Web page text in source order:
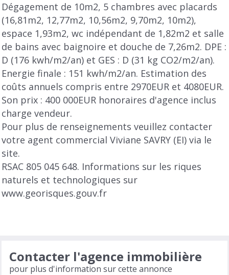
Dégagement de 10m2, 5 chambres avec placards
(16,81m2, 12,77m2, 10,56m2, 9,70m2, 10m2),
espace 1,93m2, wc indépendant de 1,82m2 et salle
de bains avec baignoire et douche de 7,26m2. DPE :
D (176 kwh/m2/an) et GES : D (31 kg CO2/m2/an).
Energie finale : 151 kwh/m2/an. Estimation des
coûts annuels compris entre 2970EUR et 4080EUR.
Son prix : 400 000EUR honoraires d'agence inclus
charge vendeur.
Pour plus de renseignements veuillez contacter
votre agent commercial Viviane SAVRY (EI) via le
site.
RSAC 805 045 648. Informations sur les riques
naturels et technologiques sur
www.georisques.gouv.fr
Contacter l'agence immobilière
pour plus d'information sur cette annonce